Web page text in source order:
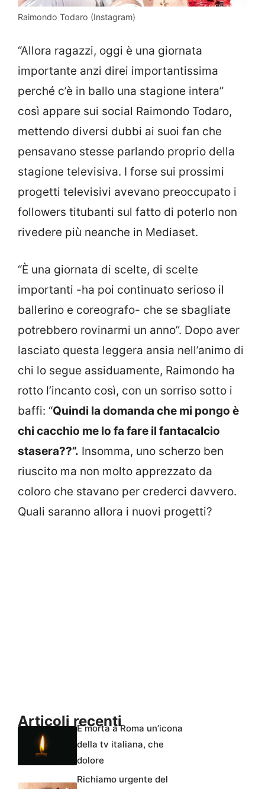
Raimondo Todaro (Instagram)
“Allora ragazzi, oggi è una giornata
importante anzi direi importantissima
perché c’è in ballo una stagione intera”
così appare sui social Raimondo Todaro,
mettendo diversi dubbi ai suoi fan che
pensavano stesse parlando proprio della
stagione televisiva. I forse sui prossimi
progetti televisivi avevano preoccupato i
followers titubanti sul fatto di poterlo non
rivedere più neanche in Mediaset.
“È una giornata di scelte, di scelte
importanti -ha poi continuato serioso il
ballerino e coreografo- che se sbagliate
potrebbero rovinarmi un anno”. Dopo aver
lasciato questa leggera ansia nell’animo di
chi lo segue assiduamente, Raimondo ha
rotto l’incanto così, con un sorriso sotto i
baffi: “Quindi la domanda che mi pongo è
chi cacchio me lo fa fare il fantacalcio
stasera??”. Insomma, uno scherzo ben
riuscito ma non molto apprezzato da
coloro che stavano per crederci davvero.
Quali saranno allora i nuovi progetti?
Articoli recentiÈ morta a Roma un’icona
della tv italiana, che
dolore
Richiamo urgente del